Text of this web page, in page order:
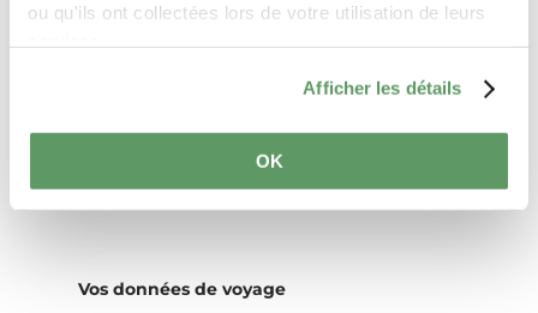
ou qu'ils ont collectées lors de votre utilisation de leurs
Afficher les détails
OK
Demande
Vos données de voyage